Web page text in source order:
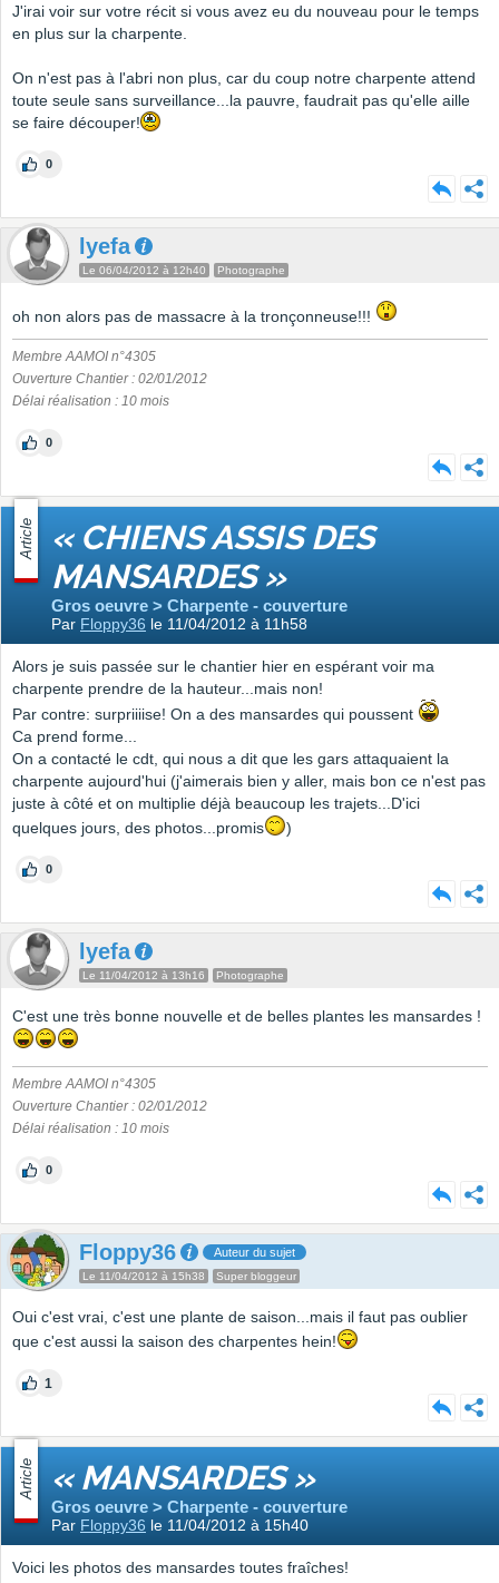
J'irai voir sur votre récit si vous avez eu du nouveau pour le temps
en plus sur la charpente.
On n'est pas à l'abri non plus, car du coup notre charpente attend
toute seule sans surveillance...la pauvre, faudrait pas qu'elle aille
se faire découper!
0
lyefa
Le 06/04/2012 à 12h40 Photographe
oh non alors pas de massacre à la tronçonneuse!!!
Membre AAMOI n°4305
Ouverture Chantier : 02/01/2012
Délai réalisation : 10 mois
0
Article « CHIENS ASSIS DES
MANSARDES »
Gros oeuvre > Charpente - couverture
Par Floppy36 le 11/04/2012 à 11h58
Alors je suis passée sur le chantier hier en espérant voir ma
charpente prendre de la hauteur...mais non!
Par contre: surpriiiise! On a des mansardes qui poussent
Ca prend forme...
On a contacté le cdt, qui nous a dit que les gars attaquaient la
charpente aujourd'hui (j'aimerais bien y aller, mais bon ce n'est pas
juste à côté et on multiplie déjà beaucoup les trajets...D'ici
quelques jours, des photos...promis
)
0
lyefa
Le 11/04/2012 à 13h16 Photographe
C'est une très bonne nouvelle et de belles plantes les mansardes !
Membre AAMOI n°4305
Ouverture Chantier : 02/01/2012
Délai réalisation : 10 mois
0
Floppy36 Auteur du sujet
Le 11/04/2012 à 15h38 Super bloggeur
Oui c'est vrai, c'est une plante de saison...mais il faut pas oublier
que c'est aussi la saison des charpentes hein!
1
Article « MANSARDES »
Gros oeuvre > Charpente - couverture
Par Floppy36 le 11/04/2012 à 15h40
Voici les photos des mansardes toutes fraîches!